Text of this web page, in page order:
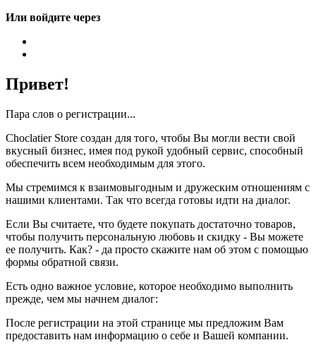
Или войдите через
Привет!
Пара слов о регистрации...
Choclatier Store создан для того, чтобы Вы могли вести свой
вкусный бизнес, имея под рукой удобный сервис, способный
обеспечить всем необходимым для этого.
Мы стремимся к взаимовыгодным и дружеским отношениям с
нашими клиентами. Так что всегда готовы идти на диалог.
Если Вы считаете, что будете покупать достаточно товаров,
чтобы получить персональную любовь и скидку - Вы можете
ее получить. Как? - да просто скажите нам об этом с помощью
формы обратной связи.
Есть одно важное условие, которое необходимо выполнить
прежде, чем мы начнем диалог:
После регистрации на этой странице мы предложим Вам
предоставить нам информацию о себе и Вашей компании.